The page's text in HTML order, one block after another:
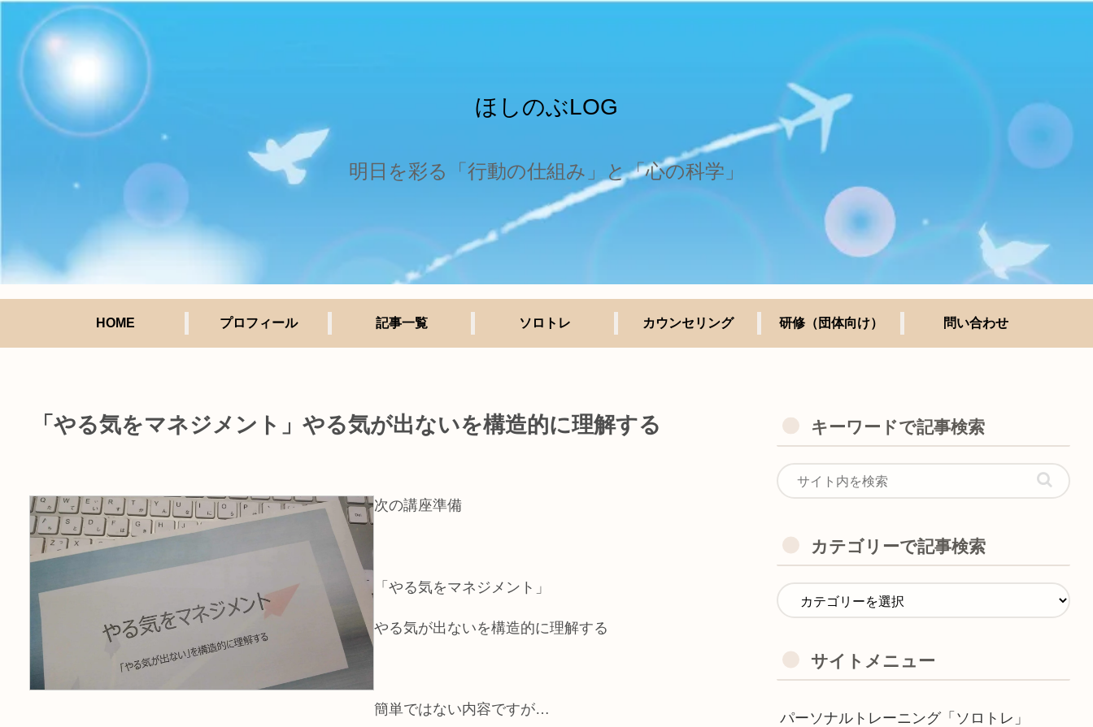
ほしのぶLOG
明日を彩る「行動の仕組み」と「心の科学」
HOME プロフィール 記事一覧 ソロトレ カウンセリング 研修（団体向け） 問い合わせ
「やる気をマネジメント」やる気が出ないを構造的に理解する
次の講座準備
「やる気をマネジメント」
やる気が出ないを構造的に理解する
簡単ではない内容ですが…
キーワードで記事検索
カテゴリーで記事検索
サイトメニュー
パーソナルトレーニング「ソロトレ」